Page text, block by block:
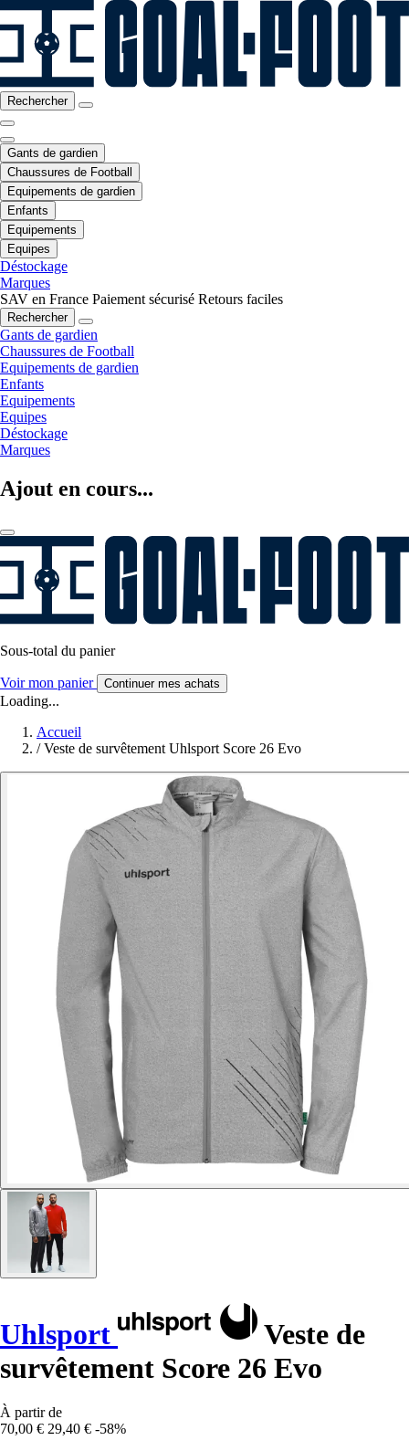
Rechercher
Gants de gardien
Chaussures de Football
Equipements de gardien
Enfants
Equipements
Equipes
Déstockage
Marques
SAV en France Paiement sécurisé Retours faciles
Rechercher
Gants de gardien
Chaussures de Football
Equipements de gardien
Enfants
Equipements
Equipes
Déstockage
Marques
Ajout en cours...
Sous-total du panier
Voir mon panier Continuer mes achats
Loading...
Accueil
/ Veste de survêtement Uhlsport Score 26 Evo
Uhlsport
Veste de
survêtement Score 26 Evo
À partir de
70,00 € 29,40 € -58%